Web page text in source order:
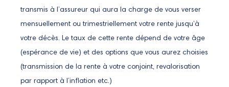
transmis à l’assureur qui aura la charge de vous verser
mensuellement ou trimestriellement votre rente jusqu’à
votre décès. Le taux de cette rente dépend de votre âge
(espérance de vie) et des options que vous aurez choisies
(transmission de la rente à votre conjoint, revalorisation
par rapport à l’inflation etc.)